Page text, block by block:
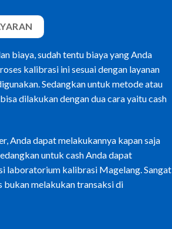
biaya, sudah tentu biaya yang Anda
kalibrasi ini sesuai dengan layanan
Sedangkan untuk metode atau
dilakukan dengan dua cara yaitu cash
Anda dapat melakukannya kapan saja
untuk cash Anda dapat
laboratorium kalibrasi Magelang. Sangat
bukan melakukan transaksi di